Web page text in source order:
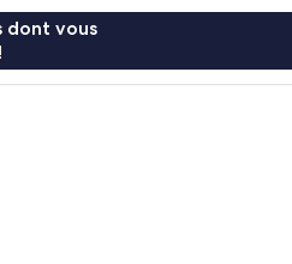
dont vous